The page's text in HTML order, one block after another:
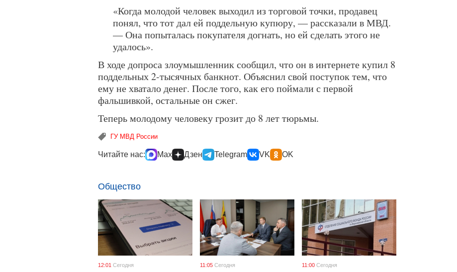
«Когда молодой человек выходил из торговой точки, продавец
понял, что тот дал ей поддельную купюру, — рассказали в МВД.
— Она попыталась покупателя догнать, но ей сделать этого не
удалось».
В ходе допроса злоумышленник сообщил, что он в интернете купил 8
поддельных 2-тысячных банкнот. Объяснил свой поступок тем, что
ему не хватало денег. После того, как его поймали с первой
фальшивкой, остальные он сжег.
Теперь молодому человеку грозит до 8 лет тюрьмы.
ГУ МВД России
Читайте нас: Max Дзен Telegram VK OK
Общество
12:01 Сегодня 11:05 Сегодня 11:00 Сегодня